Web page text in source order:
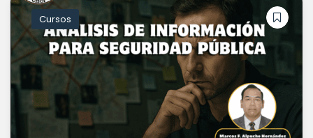
Cursos